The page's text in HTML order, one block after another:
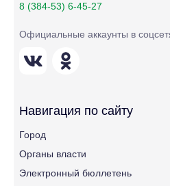
8 (384-53) 6-45-27
Официальные аккаунты в
Навигация по сайту
Город
Органы власти
Электронный бюллетень